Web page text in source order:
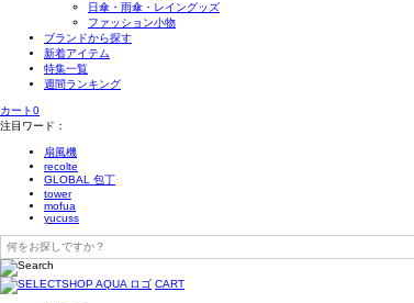
日傘・雨傘・レイングッズ
ファッション小物
ブランドから探す
新着アイテム
特集一覧
週間ランキング
カート0
注目ワード：
扇風機
recolte
GLOBAL 包丁
tower
mofua
yucuss
CART